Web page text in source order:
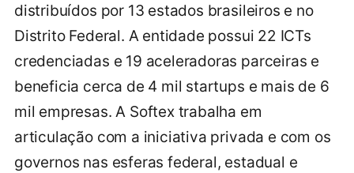
distribuídos por 13 estados brasileiros e no
Distrito Federal. A entidade possui 22 ICTs
credenciadas e 19 aceleradoras parceiras e
beneficia cerca de 4 mil startups e mais de 6
mil empresas. A Softex trabalha em
articulação com a iniciativa privada e com os
governos nas esferas federal, estadual e